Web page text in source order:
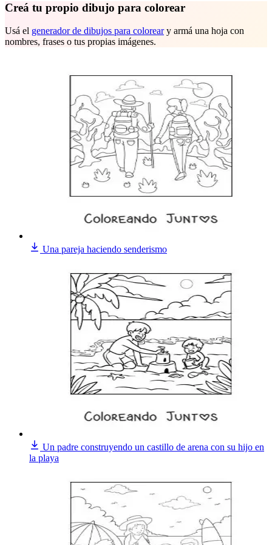
Creá tu propio dibujo para colorear
Usá el generador de dibujos para coloreary armá una hoja con
nombres, frases o tus propias imágenes.
Una pareja haciendo senderismo
Un padre construyendo un castillo de arena con su hijo en
la playa